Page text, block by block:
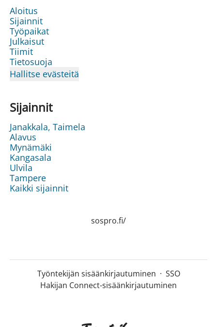
Aloitus
Sijainnit
Työpaikat
Julkaisut
Tiimit
Tietosuoja
Hallitse evästeitä
Sijainnit
Janakkala, Taimela
Alavus
Mynämäki
Kangasala
Ulvila
Tampere
Kaikki sijainnit
sospro.fi/
Työntekijän sisäänkirjautuminen · SSO
Hakijan Connect-sisäänkirjautuminen